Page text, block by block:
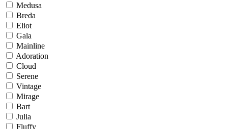
Medusa
Breda
Eliot
Gala
Mainline
Adoration
Cloud
Serene
Vintage
Mirage
Bart
Julia
Fluffy